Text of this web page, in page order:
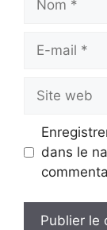
mail
web
dans le